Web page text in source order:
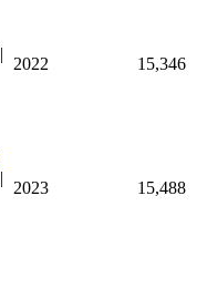
2022 15,346
2023 15,488